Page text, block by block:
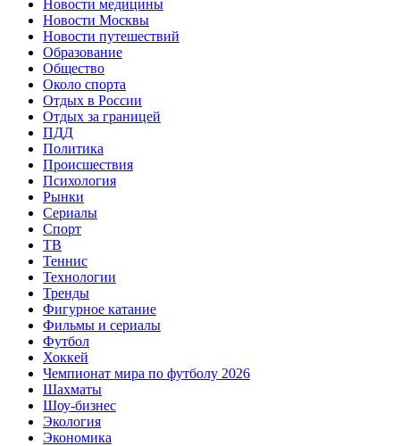
Новости медицины
Новости Москвы
Новости путешествий
Образование
Общество
Около спорта
Отдых в России
Отдых за границей
ПДД
Политика
Происшествия
Психология
Рынки
Сериалы
Спорт
ТВ
Теннис
Технологии
Тренды
Фигурное катание
Фильмы и сериалы
Футбол
Хоккей
Чемпионат мира по футболу 2026
Шахматы
Шоу-бизнес
Экология
Экономика